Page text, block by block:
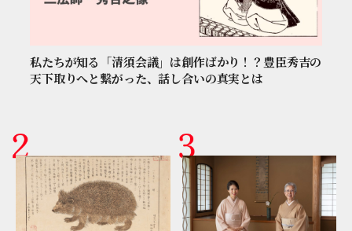
私たちが知る「清須会議」は創作ばかり！？豊臣秀吉の
天下取りへと繋がった、話し合いの真実とは